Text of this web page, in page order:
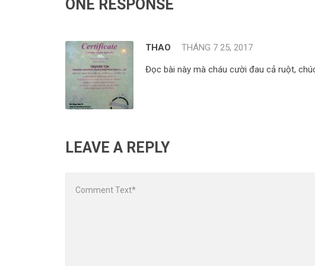
ONE RESPONSE
THAO THÁNG 7 25, 2017
Đọc bài này mà cháu cười đau cả ruột,
LEAVE A REPLY